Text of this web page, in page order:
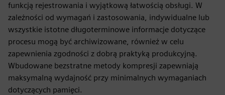
funkcją rejestrowania i wyjątkową łatwością obsługi. W
zależności od wymagań i zastosowania, indywidualne lub
wszystkie istotne długoterminowe informacje dotyczące
procesu mogą być archiwizowane, również w celu
zapewnienia zgodności z dobrą praktyką produkcyjną.
Wbudowane bezstratne metody kompresji zapewniają
maksymalną wydajność przy minimalnych wymaganiach
dotyczących pamięci.